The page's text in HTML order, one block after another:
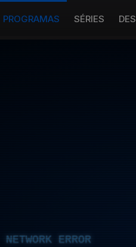
PROGRAMAS SÉRIES
ERROR